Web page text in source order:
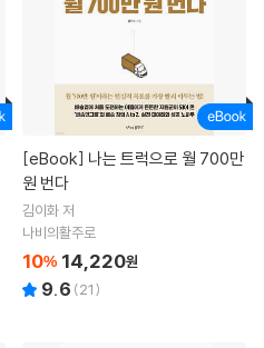
[eBook]
원 번다
김이화 저
나비의활주로
10% 14,220원
9.6 (21)